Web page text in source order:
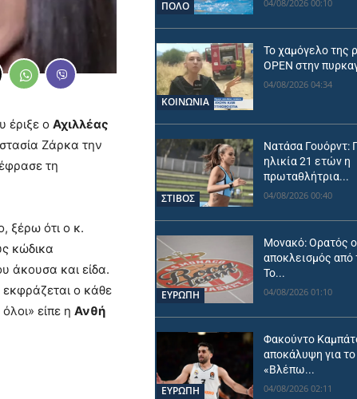
έριξε ο Αχιλλέας
Ζάρκα την
τη
ξέρω ότι ο κ.
κώδικα
άκουσα και είδα.
ο κάθε
είπε η Ανθή
ΠΟΛΟ 04/08/2026 00:10
ΚΟΙΝΩΝΙΑ
Το χαμόγελο της
OPEN στην
04/08/2026 04:34
ΣΤΙΒΟΣ
Νατάσα Γουόρντ:
ηλικία 21 ετών η
πρωταθλήτρια...
04/08/2026 00:40
ΕΥΡΩΠΗ
Μονακό: Ορατός ο
αποκλεισμός από
Το...
04/08/2026 01:10
ΕΥΡΩΠΗ
Φακούντο
αποκάλυψη για
«Βλέπω...
04/08/2026 02:11